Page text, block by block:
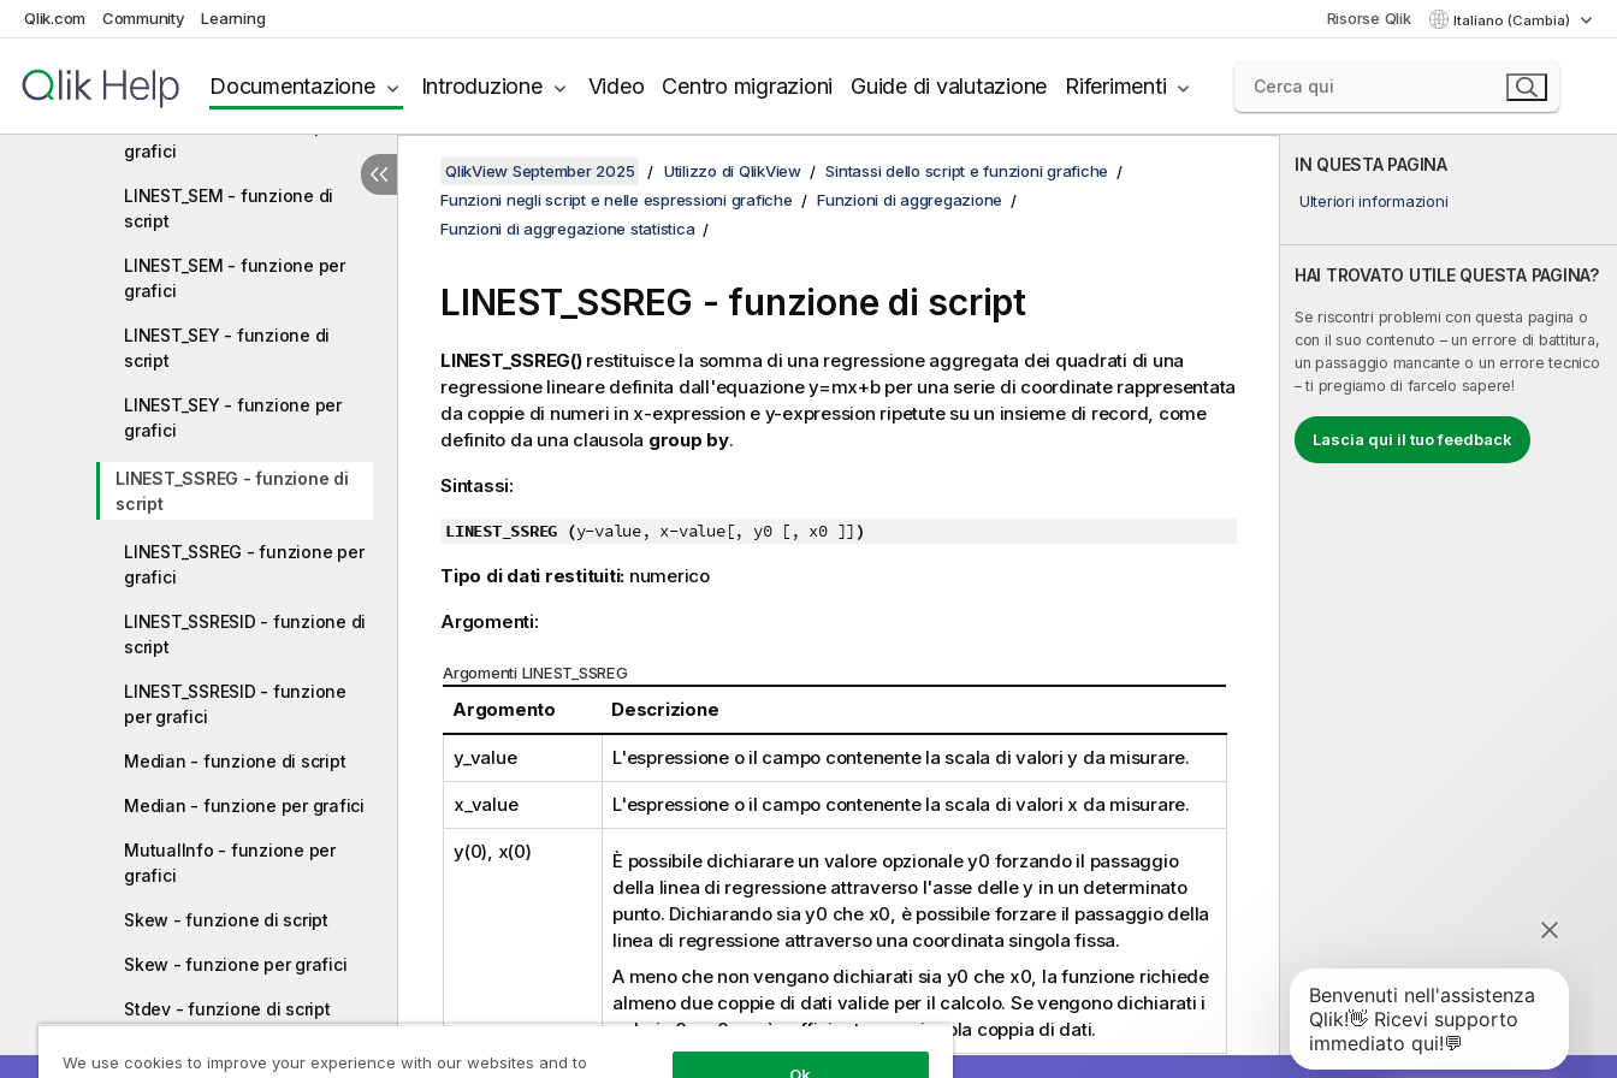
Qlik.com Community Learning Risorse Qlik Italiano (Cambia)
Documentazione Introduzione Video Centro migrazioni Guide di valutazione Riferimenti
grafici
script
grafici
LINEST_SEM - funzione di
script
LINEST_SEM - funzione per
grafici
LINEST_SEY - funzione di
script
LINEST_SEY - funzione per
grafici
LINEST_SSREG - funzione di
script
LINEST_SSREG - funzione per
grafici
LINEST_SSRESID - funzione di
script
LINEST_SSRESID - funzione
per grafici
Median - funzione di script
Median - funzione per grafici
MutualInfo - funzione per
grafici
Skew - funzione di script
Skew - funzione per grafici
Stdev - funzione di script
Stdev - funzione per grafici
IN QUESTA PAGINA
Ulteriori informazioni
HAI TROVATO UTILE QUESTA PAGINA?
Se riscontri problemi con questa pagina o
con il suo contenuto – un errore di battitura,
un passaggio mancante o un errore tecnico
– ti pregiamo di farcelo sapere!
Lascia qui il tuo feedback
QlikView September 2025 Utilizzo di QlikView
Sintassi dello script e funzioni grafiche
Funzioni negli script e nelle espressioni grafiche
Funzioni di aggregazione
Funzioni di aggregazione statistica
LINEST_SSREG - funzione di script
LINEST_SSREG()restituisce la somma di una regressione aggregata dei quadrati di una
regressione lineare definita dall'equazioney=mx+bper una serie di coordinate rappresentata
da coppie di numeri in x-expression e y-expression ripetute su un insieme di record, come
definito da una clausola group by.
Sintassi:
LINEST_SSREG (y-value, x-value[, y0 [, x0 ]] )
Tipo di dati restituiti: numerico
Argomenti:
Argomenti LINEST_SSREG
Argomento Descrizione
y_value L'espressione o il campo contenente la scala di valoriy da misurare.
x_value L'espressione o il campo contenente la scala di valori x da misurare.
y(0), x(0) È possibile dichiarare un valore opzionaley0 forzando il passaggio
della linea di regressione attraverso l'asse delle y in un determinato
punto. Dichiarando siay0 che x0, è possibile forzare il passaggio della
linea di regressione attraverso una coordinata singola fissa.
A meno che non vengano dichiarati sia y0 che x0, la funzione richiede
almeno due coppie di dati valide per il calcolo. Se vengono dichiarati i
valoriy0ex0, sarà sufficiente una singola coppia di dati.
We use cookies to improve your experience with our websites and to